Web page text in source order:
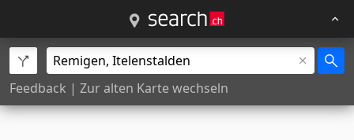
Feedback | Zur alten Karte wechseln